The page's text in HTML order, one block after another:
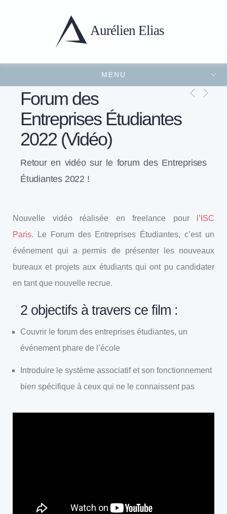
Aurélien Elias
MENU
FERMER LE MENU
Portfolio
Présentation
Projets récentsForum des
Entreprises Étudiantes
2022 (Vidéo)
Retour en vidéo sur le forum des Entreprises
Étudiantes 2022 !
Nouvelle vidéo réalisée en freelance pour l’ ISC
Paris. Le Forum des Entreprises Étudiantes, c’est un
événement qui a permis de présenter les nouveaux
bureaux et projets aux étudiants qui ont pu candidater
en tant que nouvelle recrue.
2 objectifs à travers ce film :
Couvrir le forum des entreprises étudiantes, un
événement phare de l’école
Introduire le système associatif et son fonctionnement
bien spécifique à ceux qui ne le connaissent pas